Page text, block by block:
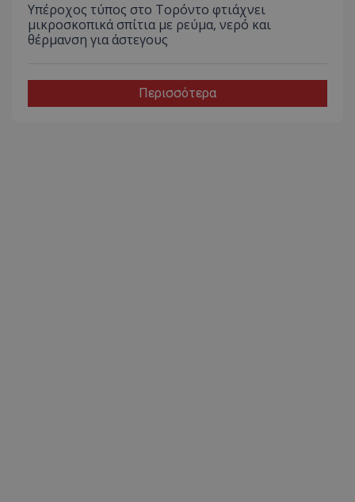
Υπέροχος τύπος στο Τορόντο φτιάχνει
μικροσκοπικά σπίτια με ρεύμα, νερό και
θέρμανση για άστεγους
Περισσότερα